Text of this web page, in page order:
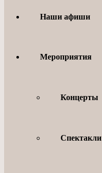
Наши афиши
Мероприятия
Концерты
Спектакли